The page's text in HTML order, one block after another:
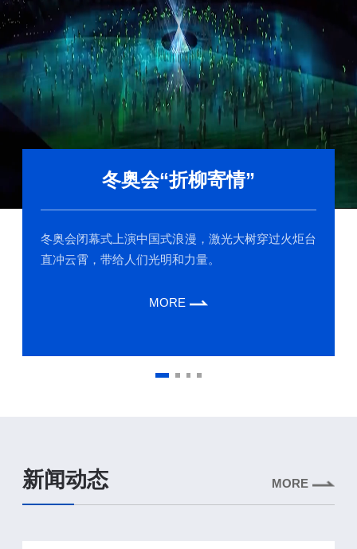
冬奥会“折柳寄情”
冬奥会闭幕式上演中国式浪漫，激光大树穿过火炬台
直冲云霄，带给人们光明和力量。
MORE
新闻动态 MORE